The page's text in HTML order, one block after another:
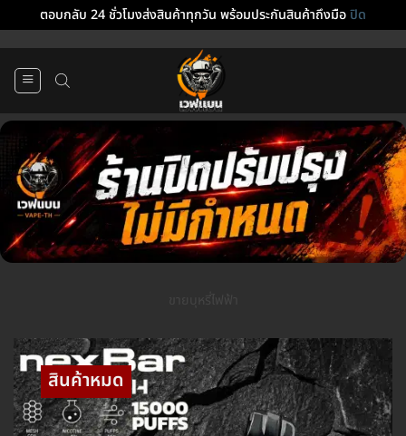
ตอบกลับ 24 ชั่วโมงส่งสินค้าทุกวัน พร้อมประกันสินค้าถึงมือปิด